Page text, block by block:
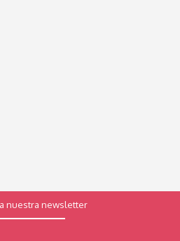
nuestra newsletter